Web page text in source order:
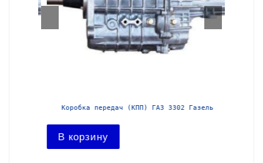
Коробка передач (КПП) ГАЗ 3302 Газель
В корзину